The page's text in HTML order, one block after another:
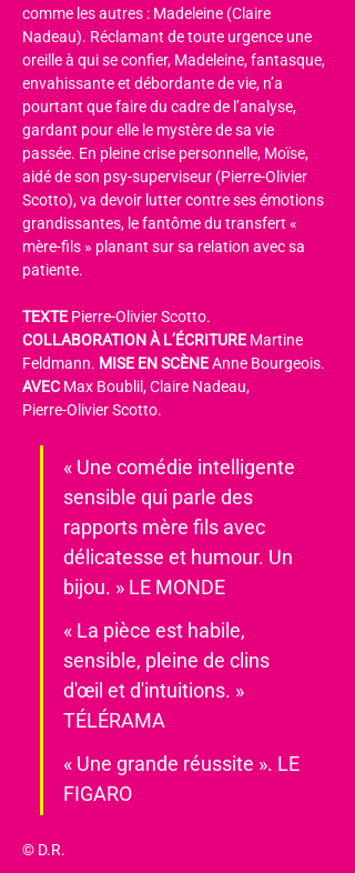
comme les autres : Madeleine (Claire
Nadeau). Réclamant de toute urgence une
oreille à qui se confier, Madeleine, fantasque,
envahissante et débordante de vie, n’a
pourtant que faire du cadre de l’analyse,
gardant pour elle le mystère de sa vie
passée. En pleine crise personnelle, Moïse,
aidé de son psy-superviseur (Pierre-Olivier
Scotto), va devoir lutter contre ses émotions
grandissantes, le fantôme du transfert «
mère-fils » planant sur sa relation avec sa
patiente.
TEXTE Pierre-Olivier Scotto.
COLLABORATION À L’ÉCRITURE Martine
Feldmann. MISE EN SCÈNE Anne Bourgeois.
AVEC Max Boublil, Claire Nadeau,
Pierre-Olivier Scotto.
« Une comédie intelligente
sensible qui parle des
rapports mère fils avec
délicatesse et humour. Un
bijou. » LE MONDE
« La pièce est habile,
sensible, pleine de clins
d'œil et d'intuitions. »
TÉLÉRAMA
« Une grande réussite ». LE
FIGARO
© D.R.